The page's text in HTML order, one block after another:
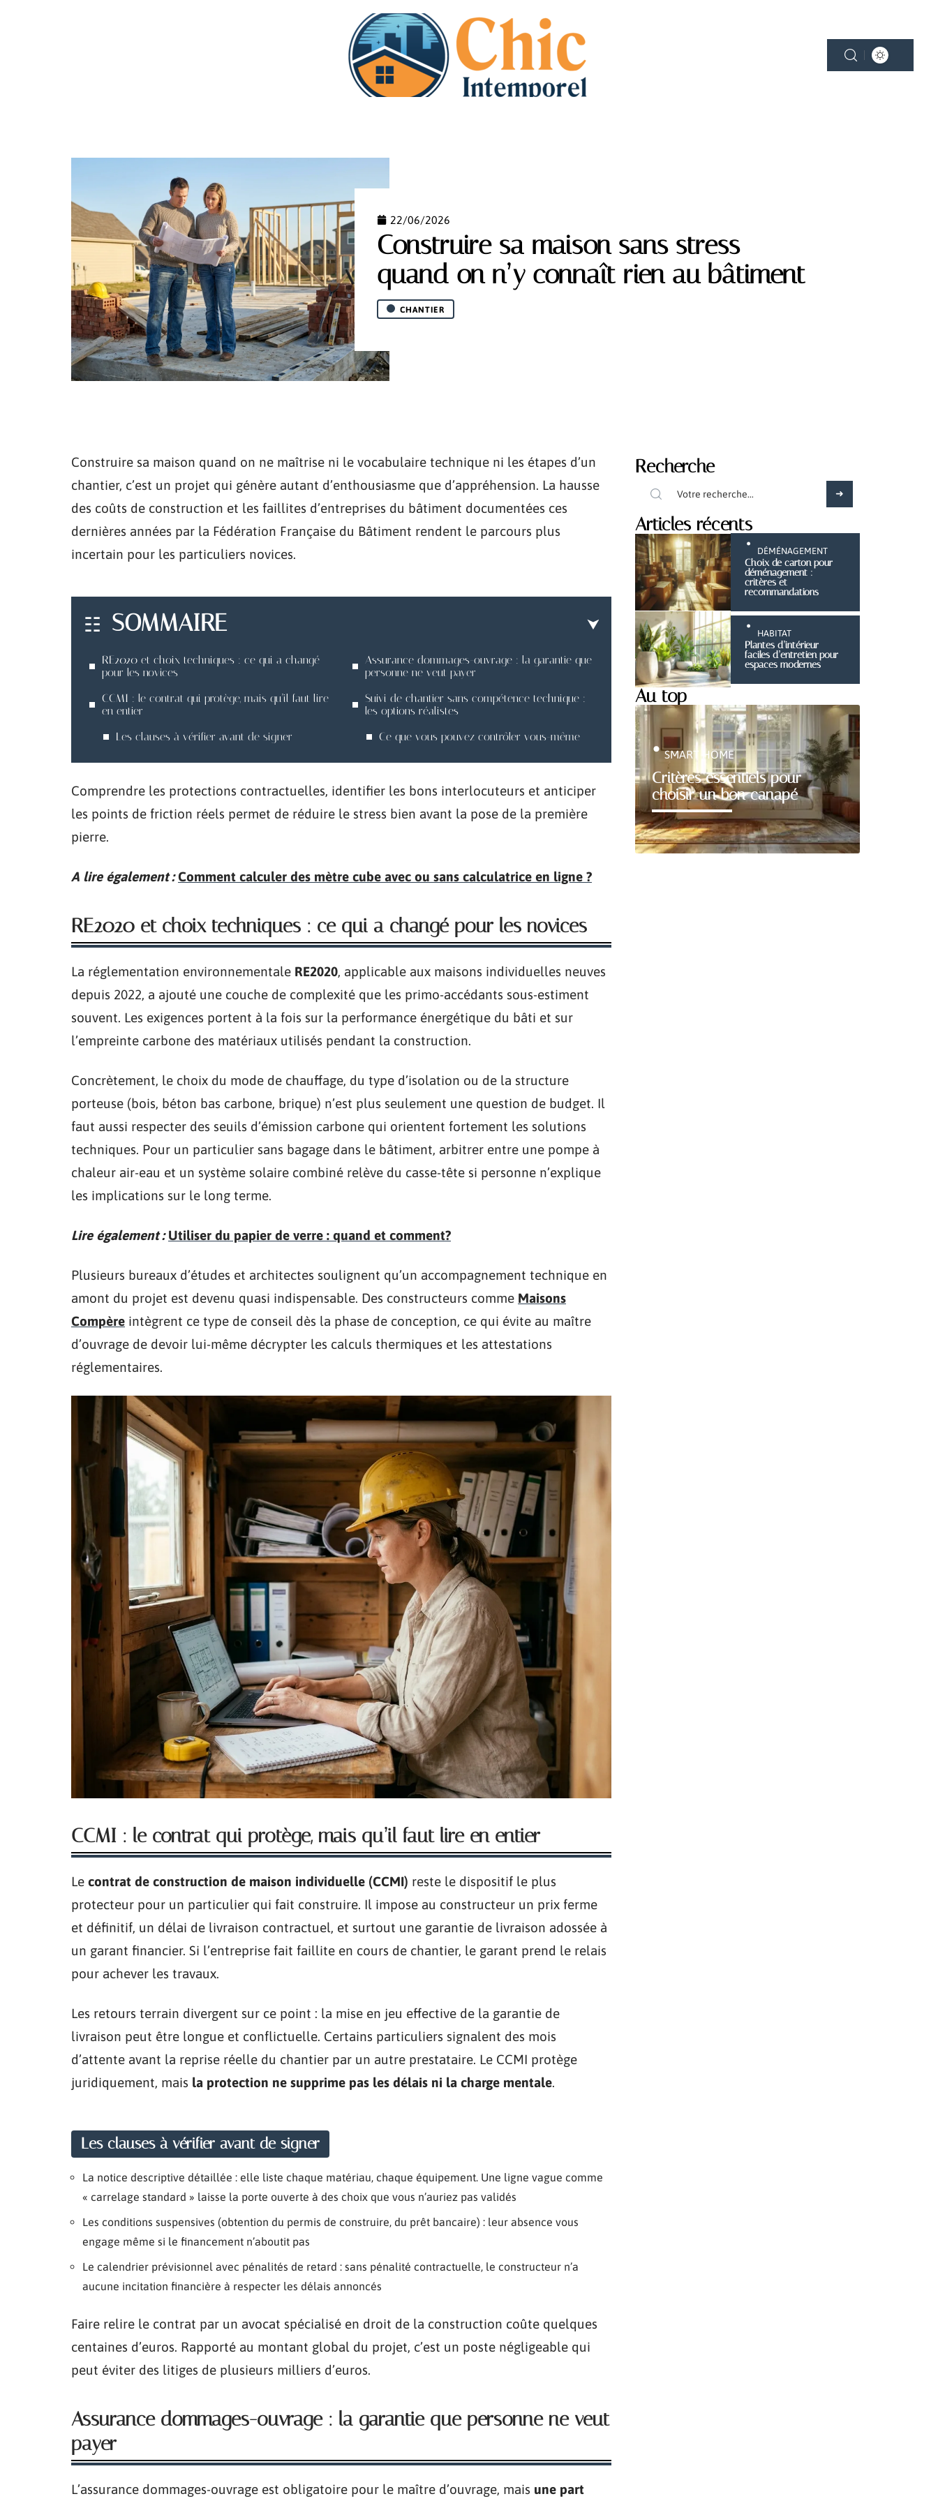
22/06/2026
Construire sa maison sans stress
quand on n’y connaît rien au bâtiment
CHANTIER
Construire sa maison quand on ne maîtrise ni le vocabulaire technique ni les étapes d’un
chantier, c’est un projet qui génère autant d’enthousiasme que d’appréhension. La hausse
des coûts de construction et les faillites d’entreprises du bâtiment documentées ces
dernières années par la Fédération Française du Bâtiment rendent le parcours plus
incertain pour les particuliers novices.
SOMMAIRE
RE2020 et choix techniques : ce qui a changé
pour les novices
CCMI : le contrat qui protège, mais qu’il faut lire
en entier
Les clauses à vérifier avant de signer
Assurance dommages-ouvrage : la garantie que
personne ne veut payer
Suivi de chantier sans compétence technique :
les options réalistes
Ce que vous pouvez contrôler vous-même
Comprendre les protections contractuelles, identifier les bons interlocuteurs et anticiper
les points de friction réels permet de réduire le stress bien avant la pose de la première
pierre.
A lire également : Comment calculer des mètre cube avec ou sans calculatrice en ligne ?
RE2020 et choix techniques : ce qui a changé pour les novices
La réglementation environnementale RE2020, applicable aux maisons individuelles neuves
depuis 2022, a ajouté une couche de complexité que les primo-accédants sous-estiment
souvent. Les exigences portent à la fois sur la performance énergétique du bâti et sur
l’empreinte carbone des matériaux utilisés pendant la construction.
Concrètement, le choix du mode de chauffage, du type d’isolation ou de la structure
porteuse (bois, béton bas carbone, brique) n’est plus seulement une question de budget. Il
faut aussi respecter des seuils d’émission carbone qui orientent fortement les solutions
techniques. Pour un particulier sans bagage dans le bâtiment, arbitrer entre une pompe à
chaleur air-eau et un système solaire combiné relève du casse-tête si personne n’explique
les implications sur le long terme.
Lire également : Utiliser du papier de verre : quand et comment?
Plusieurs bureaux d’études et architectes soulignent qu’un accompagnement technique en
amont du projet est devenu quasi indispensable. Des constructeurs comme Maisons
Compère intègrent ce type de conseil dès la phase de conception, ce qui évite au maître
d’ouvrage de devoir lui-même décrypter les calculs thermiques et les attestations
réglementaires.
CCMI : le contrat qui protège, mais qu’il faut lire en entier
Le contrat de construction de maison individuelle (CCMI) reste le dispositif le plus
protecteur pour un particulier qui fait construire. Il impose au constructeur un prix ferme
et définitif, un délai de livraison contractuel, et surtout une garantie de livraison adossée à
un garant financier. Si l’entreprise fait faillite en cours de chantier, le garant prend le relais
pour achever les travaux.
Les retours terrain divergent sur ce point : la mise en jeu effective de la garantie de
livraison peut être longue et conflictuelle. Certains particuliers signalent des mois
d’attente avant la reprise réelle du chantier par un autre prestataire. Le CCMI protège
juridiquement, mais la protection ne supprime pas les délais ni la charge mentale.
Les clauses à vérifier avant de signer
La notice descriptive détaillée : elle liste chaque matériau, chaque équipement. Une ligne vague comme
« carrelage standard » laisse la porte ouverte à des choix que vous n’auriez pas validés
Les conditions suspensives (obtention du permis de construire, du prêt bancaire) : leur absence vous
engage même si le financement n’aboutit pas
Le calendrier prévisionnel avec pénalités de retard : sans pénalité contractuelle, le constructeur n’a
aucune incitation financière à respecter les délais annoncés
Faire relire le contrat par un avocat spécialisé en droit de la construction coûte quelques
centaines d’euros. Rapporté au montant global du projet, c’est un poste négligeable qui
peut éviter des litiges de plusieurs milliers d’euros.
Assurance dommages-ouvrage : la garantie que personne ne veut
payer
L’assurance dommages-ouvrage est obligatoire pour le maître d’ouvrage, mais une part
Recherche
Articles récents
DÉMÉNAGEMENT
Choix de carton pour
déménagement :
critères et
recommandations
HABITAT
Plantes d’intérieur
faciles d’entretien pour
espaces modernes
Au top
Critères essentiels pour
choisir un bon canapé
SMART HOME